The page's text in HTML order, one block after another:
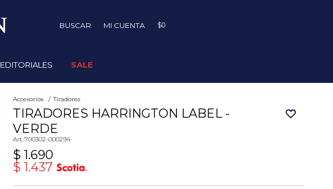
EDITORIALES SALE
$0
Accesorios Tiradores
TIRADORES HARRINGTON LABEL -
VERDE
700302-000294
$ 1.690
$ 1.437